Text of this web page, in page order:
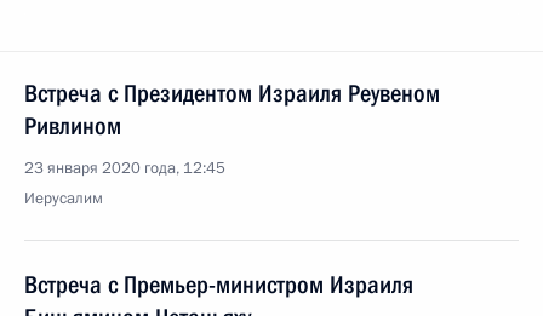
Встреча с Президентом Израиля Реувеном
Ривлином
23 января 2020 года, 12:45
Иерусалим
Встреча с Премьер-министром Израиля